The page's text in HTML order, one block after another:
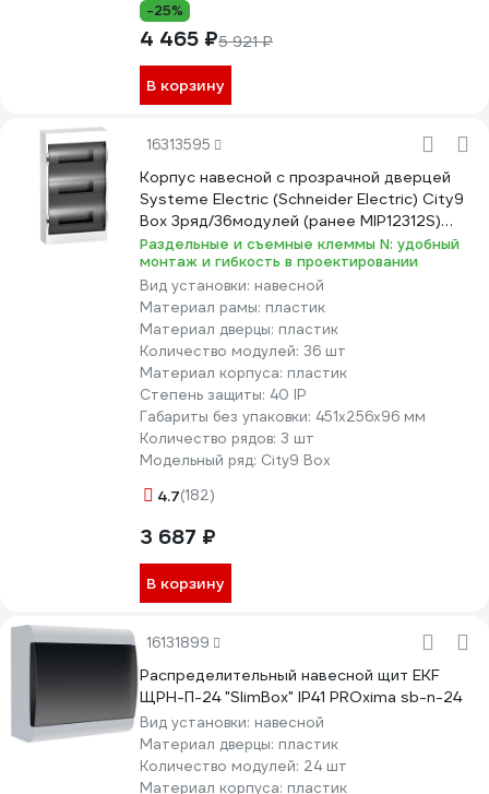
-25%
4 465 ₽5 921 ₽
В корзину
16313595
Корпус навесной с прозрачной дверцей
Systeme Electric (Schneider Electric) City9
Box 3ряд/36модулей (ранее MIP12312S)
EZ9E312S2SRU
Раздельные и съемные клеммы N: удобный
монтаж и гибкость в проектировании
Вид установки: навесной
Материал рамы: пластик
Материал дверцы: пластик
Количество модулей: 36 шт
Материал корпуса: пластик
Степень защиты: 40 IP
Габариты без упаковки: 451х256х96 мм
Количество рядов: 3 шт
Модельный ряд: City9 Box
4.7(182)
3 687 ₽
В корзину
16131899
Распределительный навесной щит EKF
ЩРН-П-24 "SlimBox" IP41 PROxima sb-n-24
Вид установки: навесной
Материал дверцы: пластик
Количество модулей: 24 шт
Материал корпуса: пластик